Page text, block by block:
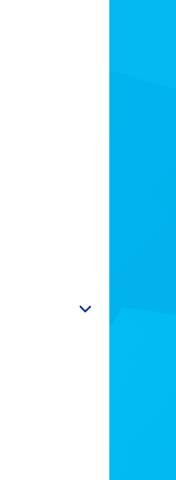
Toggle